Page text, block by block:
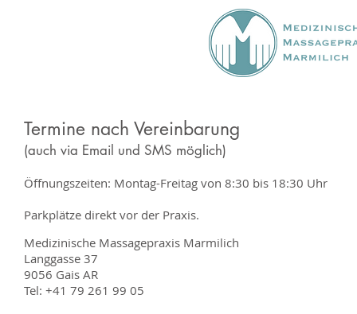
Termine nach Vereinbarung
(auch via Email und SMS möglich)
Öffnungszeiten: Montag-Freitag von 8:30 bis 18:30 Uhr
Parkplätze direkt vor der Praxis.
Medizinische Massagepraxis Marmilich
Langgasse 37
9056 Gais AR
Tel: +41 79 261 99 05